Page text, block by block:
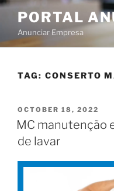
PORTAL
Anunciar Empresa
TAG: CONSERTO
OCTOBER 18, 2022
MC manutenção
de lavar